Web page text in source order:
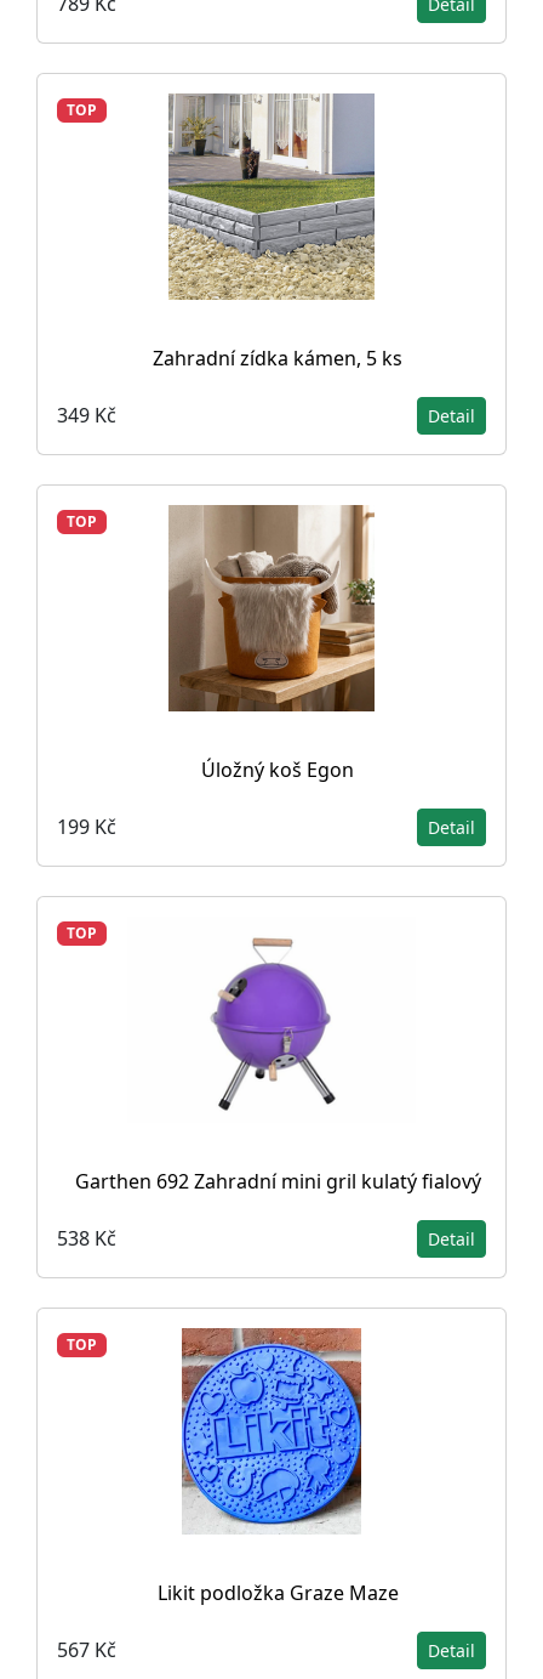
TOP
Zahradní zídka kámen, 5 ks
349 Kč Detail
TOP
Úložný koš Egon
199 Kč Detail
TOP
Garthen 692 Zahradní mini gril kulatý fialový
538 Kč Detail
TOP
Likit podložka Graze Maze
567 Kč Detail